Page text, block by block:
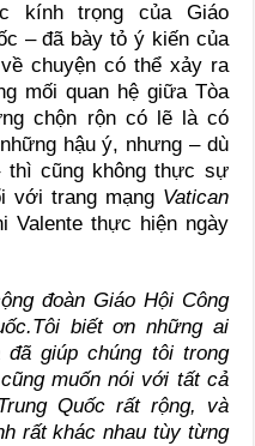
kính trọng của Giáo
– đã bày tỏ ý kiến của
chuyện có thể xảy ra
mối quan hệ giữa Tòa
chộn rộn có lẽ là có
hậu ý, nhưng – dù
thì cũng không thực sự
với trang mạng Vatican
Valente thực hiện ngày
đoàn Giáo Hội Công
biết ơn những ai
giúp chúng tôi trong
muốn nói với tất cả
Quốc rất rộng, và
rất khác nhau tùy từng